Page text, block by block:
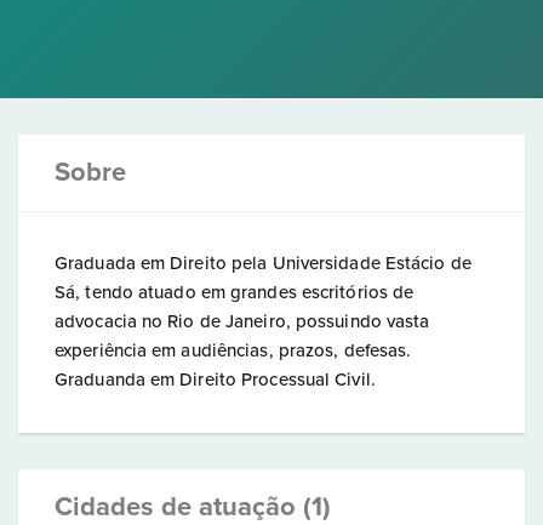
Sobre
Graduada em Direito pela Universidade Estácio de
Sá, tendo atuado em grandes escritórios de
advocacia no Rio de Janeiro, possuindo vasta
experiência em audiências, prazos, defesas.
Graduanda em Direito Processual Civil.
Cidades de atuação (1)